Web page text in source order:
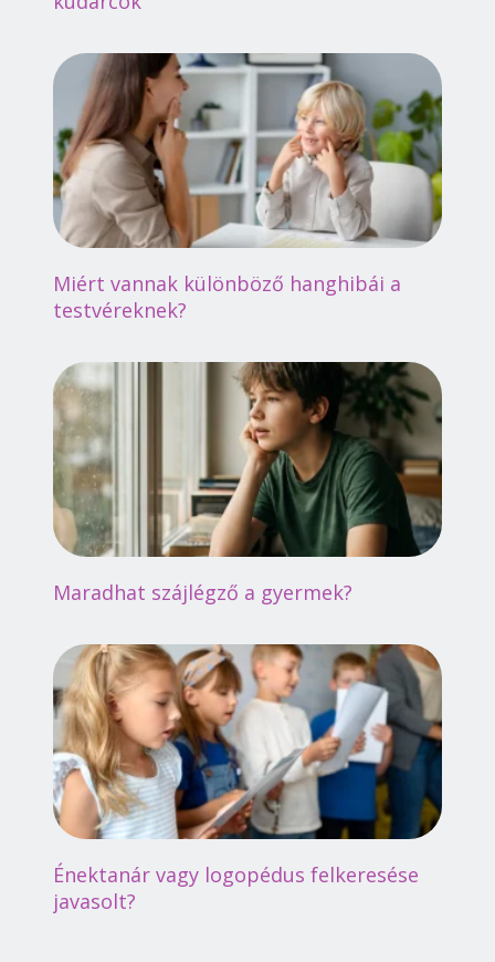
Miért vannak különböző hanghibái a
testvéreknek?
Maradhat szájlégző a gyermek?
Énektanár vagy logopédus felkeresése
javasolt?